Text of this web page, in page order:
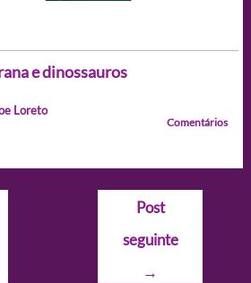
e dinossauros
Loreto
Comentários
Post
seguinte
→